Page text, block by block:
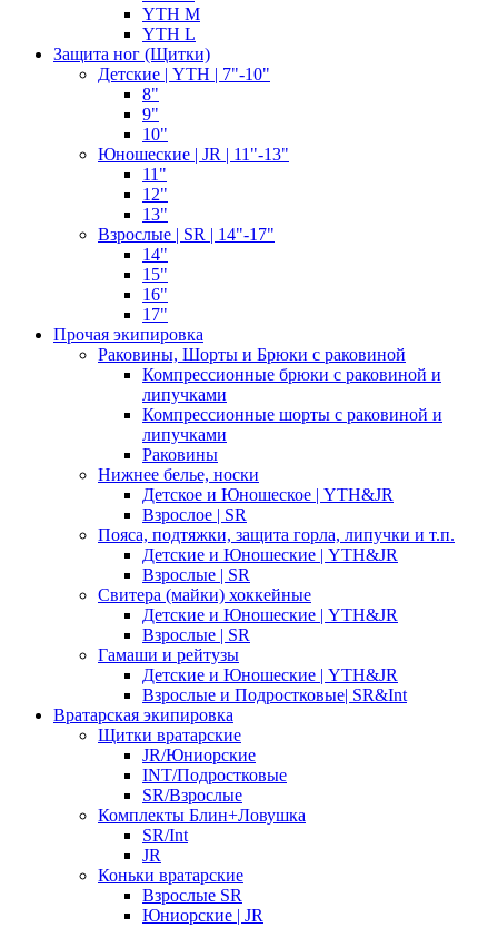
YTH M
YTH L
Защита ног (Щитки)
Детские | YTH | 7"-10"
8"
9"
10"
Юношеские | JR | 11"-13"
11"
12"
13"
Взрослые | SR | 14"-17"
14"
15"
16"
17"
Прочая экипировка
Раковины, Шорты и Брюки с раковиной
Компрессионные брюки с раковиной и
липучками
Компрессионные шорты с раковиной и
липучками
Раковины
Нижнее белье, носки
Детское и Юношеское | YTH&JR
Взрослое | SR
Пояса, подтяжки, защита горла, липучки и т.п.
Детские и Юношеские | YTH&JR
Взрослые | SR
Свитера (майки) хоккейные
Детские и Юношеские | YTH&JR
Взрослые | SR
Гамаши и рейтузы
Детские и Юношеские | YTH&JR
Взрослые и Подростковые| SR&Int
Вратарская экипировка
Щитки вратарские
JR/Юниорские
INT/Подростковые
SR/Взрослые
Комплекты Блин+Ловушка
SR/Int
JR
Коньки вратарские
Взрослые SR
Юниорские | JR